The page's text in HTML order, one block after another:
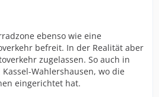
ebenso wie eine
befreit. In der Realität aber
zugelassen. So auch in
Wahlershausen, wo die
eingerichtet hat.